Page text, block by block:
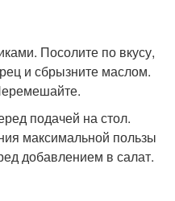
Посолите по вкусу,
и сбрызните маслом.
подачей на стол.
максимальной пользы
добавлением в салат.